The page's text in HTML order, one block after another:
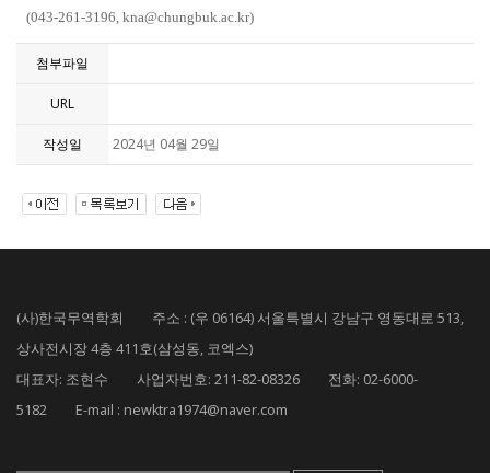
(043-261-3196, kna@chungbuk.ac.kr)
첨부파일
URL
작성일 2024년 04월 29일
(사)한국무역학회 주소 : (우 06164) 서울특별시 강남구 영동대로 513,
상사전시장 4층 411호(삼성동, 코엑스)
대표자: 조현수 사업자번호: 211-82-08326 전화: 02-6000-
5182 E-mail : newktra1974@naver.com